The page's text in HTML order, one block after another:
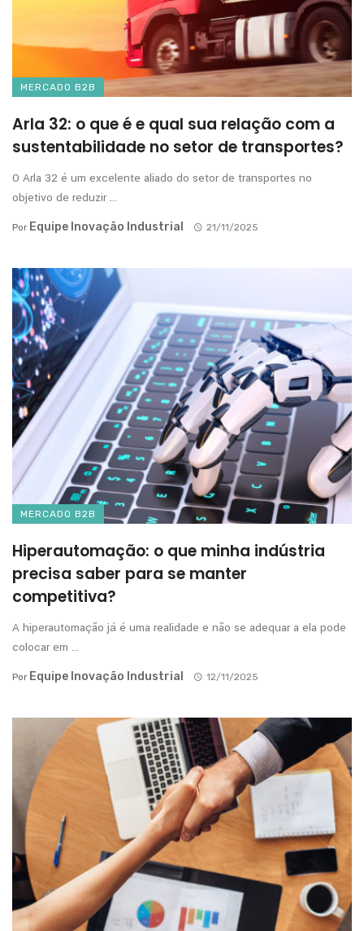
MERCADO B2B
Arla 32: o que é e qual sua relação com a
sustentabilidade no setor de transportes?
O Arla 32 é um excelente aliado do setor de transportes no
objetivo de reduzir ...
Por Equipe Inovação Industrial 21/11/2025
MERCADO B2B
Hiperautomação: o que minha indústria
precisa saber para se manter
competitiva?
A hiperautomação já é uma realidade e não se adequar a ela pode
colocar em ...
Por Equipe Inovação Industrial 12/11/2025